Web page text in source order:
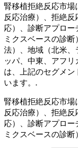
腎移植拒絶反応市
反応治療）、拒絶
応）、診断アプロ
ミクスベースの診
法）、地域（北米、
ッパ、中東、アフ
は、上記のセグメ
います。 .
腎移植拒絶反応市
反応治療）、拒絶
応）、診断アプロ
ミクスベースの診